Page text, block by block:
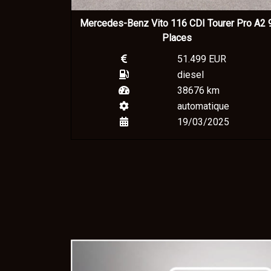
Mercedes-Benz Vito 116 CDI Tourer Pro A2
Places
51.499 EUR
diesel
38676 km
automatique
19/03/2025